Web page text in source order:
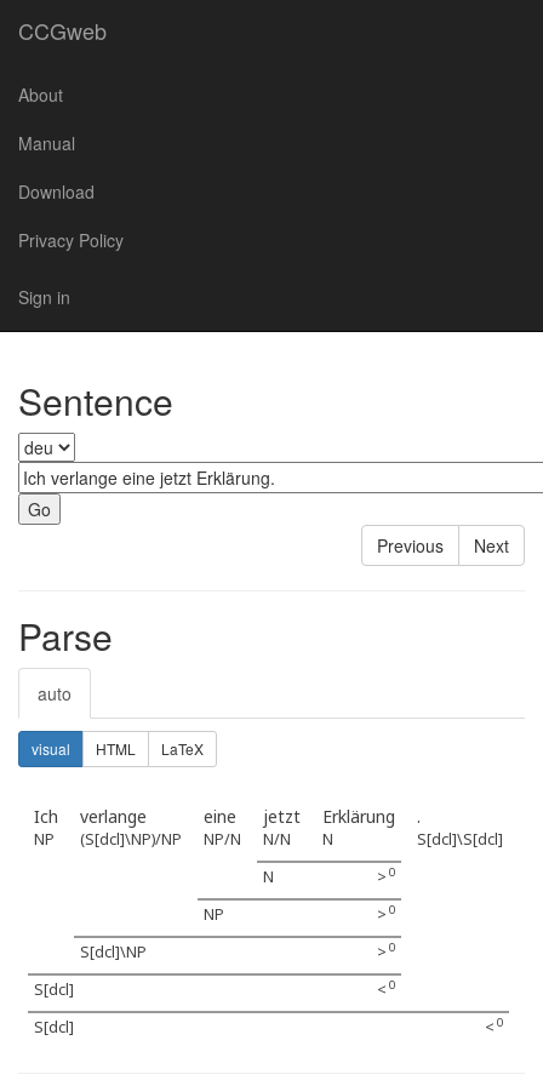
CCGweb
About
Manual
Download
Privacy Policy
Sign in
Sentence
Go
Previous
Next
Parse
auto
visual HTML LaTeX
Ich
NP
verlange
(S[dcl]\NP)/NP
eine
NP/N
jetzt
N/N
Erklärung
N
N
> 0
NP > 0
S[dcl]\NP > 0
S[dcl] < 0
.
S[dcl]\S[dcl]
S[dcl] < 0